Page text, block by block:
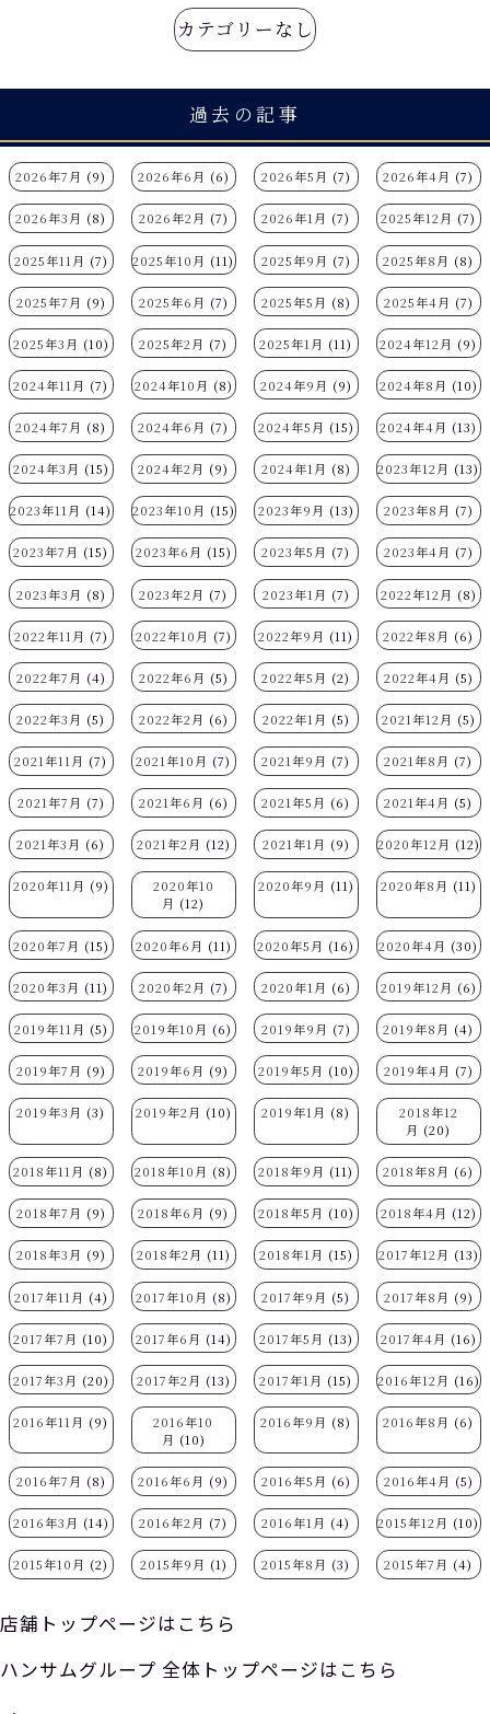
カテゴリーなし
過去の記事
2026年7月 (9) 2026年6月 (6) 2026年5月 (7) 2026年4月 (7)
2026年3月 (8) 2026年2月 (7) 2026年1月 (7) 2025年12月 (7)
2025年11月 (7) 2025年10月 (11) 2025年9月 (7) 2025年8月 (8)
2025年7月 (9) 2025年6月 (7) 2025年5月 (8) 2025年4月 (7)
2025年3月 (10) 2025年2月 (7) 2025年1月 (11) 2024年12月 (9)
2024年11月 (7) 2024年10月 (8) 2024年9月 (9) 2024年8月 (10)
2024年7月 (8) 2024年6月 (7) 2024年5月 (15) 2024年4月 (13)
2024年3月 (15) 2024年2月 (9) 2024年1月 (8) 2023年12月 (13)
2023年11月 (14) 2023年10月 (15) 2023年9月 (13) 2023年8月 (7)
2023年7月 (15) 2023年6月 (15) 2023年5月 (7) 2023年4月 (7)
2023年3月 (8) 2023年2月 (7) 2023年1月 (7) 2022年12月 (8)
2022年11月 (7) 2022年10月 (7) 2022年9月 (11) 2022年8月 (6)
2022年7月 (4) 2022年6月 (5) 2022年5月 (2) 2022年4月 (5)
2022年3月 (5) 2022年2月 (6) 2022年1月 (5) 2021年12月 (5)
2021年11月 (7) 2021年10月 (7) 2021年9月 (7) 2021年8月 (7)
2021年7月 (7) 2021年6月 (6) 2021年5月 (6) 2021年4月 (5)
2021年3月 (6) 2021年2月 (12) 2021年1月 (9) 2020年12月 (12)
2020年11月 (9)
2020年10
月 (12)
2020年9月 (11) 2020年8月 (11)
2020年7月 (15) 2020年6月 (11) 2020年5月 (16) 2020年4月 (30)
2020年3月 (11) 2020年2月 (7) 2020年1月 (6) 2019年12月 (6)
2019年11月 (5) 2019年10月 (6) 2019年9月 (7) 2019年8月 (4)
2019年7月 (9) 2019年6月 (9) 2019年5月 (10) 2019年4月 (7)
2019年3月 (3) 2019年2月 (10) 2019年1月 (8)
2018年12
月 (20)
2018年11月 (8) 2018年10月 (8) 2018年9月 (11) 2018年8月 (6)
2018年7月 (9) 2018年6月 (9) 2018年5月 (10) 2018年4月 (12)
2018年3月 (9) 2018年2月 (11) 2018年1月 (15) 2017年12月 (13)
2017年11月 (4) 2017年10月 (8) 2017年9月 (5) 2017年8月 (9)
2017年7月 (10) 2017年6月 (14) 2017年5月 (13) 2017年4月 (16)
2017年3月 (20) 2017年2月 (13) 2017年1月 (15) 2016年12月 (16)
2016年11月 (9)
2016年10
月 (10)
2016年9月 (8) 2016年8月 (6)
2016年7月 (8) 2016年6月 (9) 2016年5月 (6) 2016年4月 (5)
2016年3月 (14) 2016年2月 (7) 2016年1月 (4) 2015年12月 (10)
2015年10月 (2) 2015年9月 (1) 2015年8月 (3) 2015年7月 (4)
店舗トップページはこちら
ハンサムグループ 全体トップページはこちら